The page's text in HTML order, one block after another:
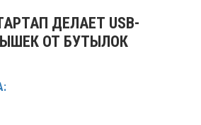
ДЕЛАЕТ USB-
ОТ БУТЫЛОК